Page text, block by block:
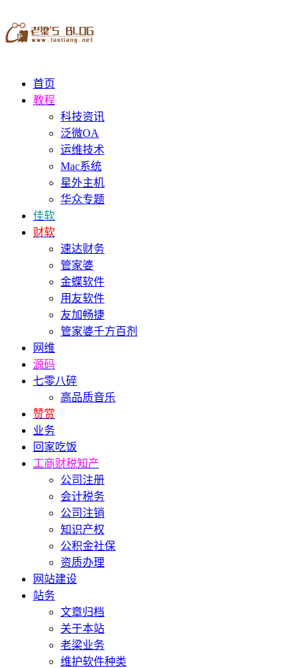
首页
教程
科技资讯
泛微OA
运维技术
Mac系统
星外主机
华众专题
佳软
财软
速达财务
管家婆
金蝶软件
用友软件
友加畅捷
管家婆千方百剂
网维
源码
七零八碎
高品质音乐
赞赏
业务
回家吃饭
工商财税知产
公司注册
会计税务
公司注销
知识产权
公积金社保
资质办理
网站建设
站务
文章归档
关于本站
老梁业务
维护软件种类